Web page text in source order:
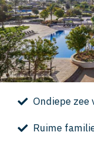
Ondiepe zee
Ruime